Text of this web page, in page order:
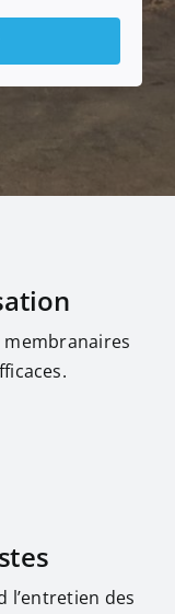
l’entretien des